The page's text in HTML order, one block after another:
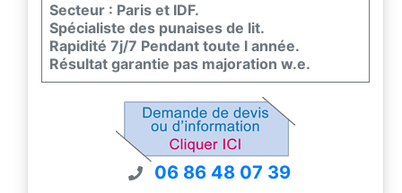
Secteur : Paris et IDF.
Spécialiste des punaises de lit.
Rapidité 7j/7 Pendant toute l année.
Résultat garantie pas majoration w.e.
06 86 48 07 39